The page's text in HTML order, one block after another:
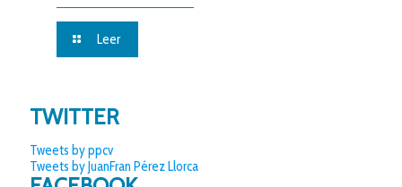
Leer
TWITTER
Tweets by ppcv
Tweets by JuanFran Pérez Llorca